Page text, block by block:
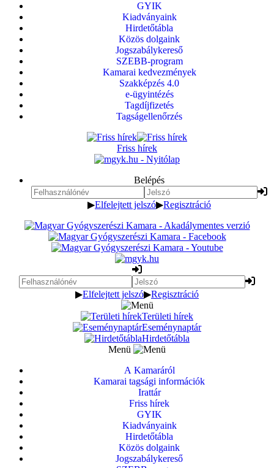
GYIK
Kiadványaink
Hirdetőtábla
Közös dolgaink
Jogszabálykereső
SZEBB-program
Kamarai kedvezmények
Szakképzés 4.0
e-ügyintézés
Tagdíjfizetés
Tagságellenőrzés
Friss hírek
Belépés
▶Elfelejtett jelszó▶Regisztráció
▶Elfelejtett jelszó▶Regisztráció
Területi hírek
Eseménynaptár
Hirdetőtábla
Menü
A Kamaráról
Kamarai tagsági információk
Irattár
Friss hírek
GYIK
Kiadványaink
Hirdetőtábla
Közös dolgaink
Jogszabálykereső